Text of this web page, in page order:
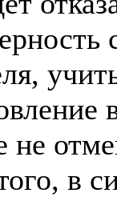
не
в